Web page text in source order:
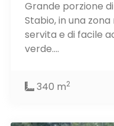
Grande porzione
Stabio, in una
servita e di facile
verde....
340 m2